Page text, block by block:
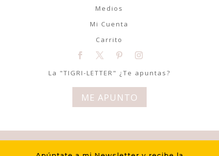
Medios
Mi Cuenta
Carrito
La "TIGRI-LETTER" ¿Te apuntas?
ME APUNTO
© Tigriteando 2020 | Todos los